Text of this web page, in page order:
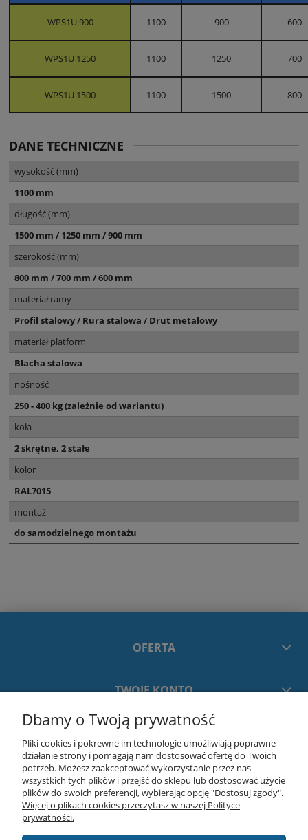
WPS1U 900 1100 900 600
WPS1U 1250 1100 1250 700
WPS1U 1500 1100 1500 800
DANE TECHNICZNE
wysokość (mm)
1100 mm
długość (mm)
1500 mm / 1250 mm / 900 mm
szerokość (mm)
800 mm / 700 mm / 600 mm
materiał ramy
Profil stalowy / Rura stalowa / Drut metalowy
materiał platform
Blacha stalowa
nośność
250 - 400 kg (zależnie od wariantu)
koła
2 skrętne, 2 stałe
kolor
RAL7015
montaż
do samodzielnego montażu
OFERTA
TWOJE KONTO
PŁATNOŚCI I DOSTAWA
INFORMACJE
Dbamy o Twoją prywatność
Pliki cookies i pokrewne im technologie umożliwiają poprawne
działanie strony i pomagają nam dostosować ofertę do Twoich
potrzeb. Możesz zaakceptować wykorzystanie przez nas
wszystkich tych plików i przejść do sklepu lub dostosować użycie
plików do swoich preferencji, wybierając opcję "Dostosuj zgody".
Więcej o plikach cookies przeczytasz w naszej Polityce
prywatności.